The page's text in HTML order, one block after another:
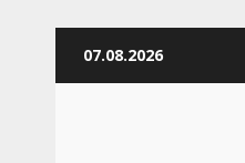
Inhalt07.08.2026